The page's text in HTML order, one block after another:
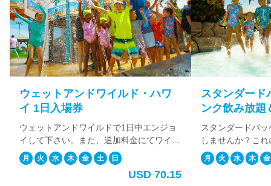
スタンダードパッケージ（ドリ
ンク飲み放題＆フローライダー
体験付き）
スタンダードパッケージにアップグレード
しませんか？これには、1日入場券、ソフ
トドリンク飲み放題、そしてフローライダ
ーが付いてきます。また、追加料金にてワ
イキキ地区からの往復送迎サービスウィ追
月 火 水 木 金 土 日
USD 84.81
プレミアムデ
ジ（オールイ
最高の1日を演出
のパッケージには
リンク飲み放題、
ュッフェランチに
月 火 水 木 金
日
は
何
か
お
手
い
で
ま
か？